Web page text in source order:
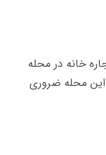
خانه در محله
این محله ضروری